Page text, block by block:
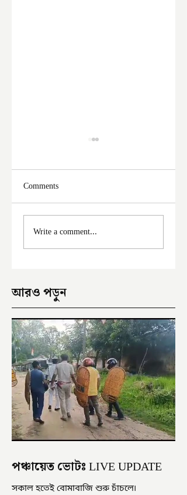
অভিযোগ
Comments
Write a comment...
আরও পড়ুন
পঞ্চায়েত ভোটঃ LIVE UPDATE
সকাল হতেই বোমাবাজি শুরু চাঁচলে৷